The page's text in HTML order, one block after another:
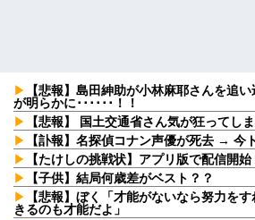
【悲報】島田紳助が小林麻耶さんを追
が明らかに･･････！！
【悲報】 国土交通省さん気が狂ってし
【訃報】名探偵コナン声優が死去 → 今
【たけしの挑戦状】アプリ版で配信開
【子供】結局何歳差がベスト？？
【悲報】ぼく「才能がないなら努力を
きるのも才能だよ」